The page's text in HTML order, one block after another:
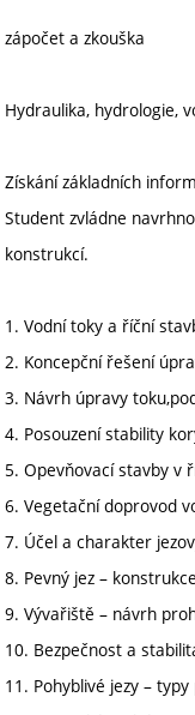
zápočet a zkouška
Hydraulika, hydrologie,
Získání základních
Student zvládne
konstrukcí.
1. Vodní toky a říční
2. Koncepční řešení
3. Návrh úpravy
4. Posouzení stability
5. Opevňovací stavby v
6. Vegetační doprovod
7. Účel a charakter
8. Pevný jez –
9. Vývařiště – návrh
10. Bezpečnost a
11. Pohyblivé jezy –